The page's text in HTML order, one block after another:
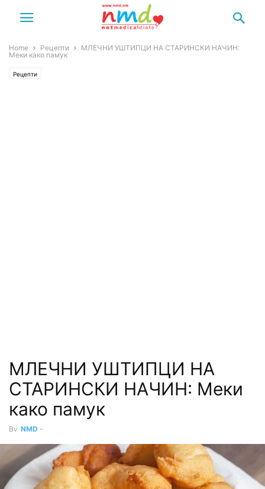
Home Рецепти
МЛЕЧНИ УШТИПЦИ НА СТАРИНСКИ НАЧИН:
Меки како памук
Рецепти
МЛЕЧНИ УШТИПЦИ НА
СТАРИНСКИ НАЧИН: Меки
како памук
By NMD -